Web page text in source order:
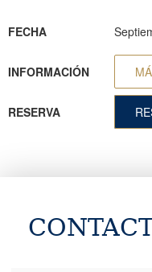
FECHA
INFORMACIÓN
RESERVA